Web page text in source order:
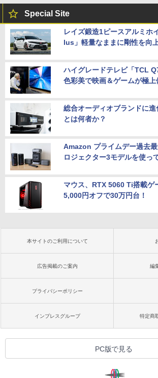
Special Site
レイズ鍛造1ピースアルミホ
lus」軽量なままに剛性を向
ハイグレードテレビ「TCL
色彩美で映画＆ゲームが極上
総合オーディオブランドに
とは何者か？
Amazon プライムデー過去
ロジェクター3モデルを使っ
マウス、RTX 5060 Ti搭載ゲ
5,000円オフで30万円台！
本サイトのご利用について
広告掲載のご案内 編
プライバシーポリシー
インプレスグループ 特定商
PC版で見る